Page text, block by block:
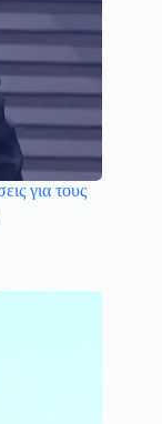
για τους